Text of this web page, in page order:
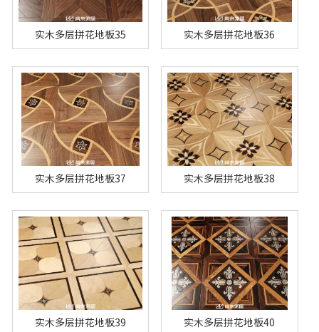
实木多层拼花地板35 实木多层拼花地板36
实木多层拼花地板37 实木多层拼花地板38
实木多层拼花地板39 实木多层拼花地板40